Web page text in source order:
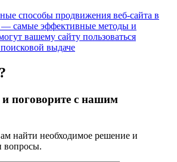
способы продвижения веб-сайта в
— самые эффективные методы и
вашему сайту пользоваться
выдаче
и поговорите с нашим
найти необходимое решение и
вопросы.